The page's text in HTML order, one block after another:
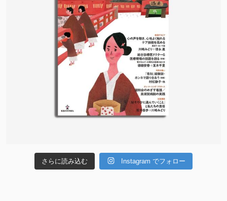
さらに読み込む Instagram でフォロー